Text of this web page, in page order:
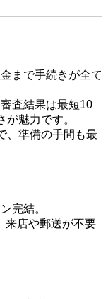
まで手続きが全て
査結果は最短10
魅力です。
、準備の手間も最
完結。
来店や郵送が不要